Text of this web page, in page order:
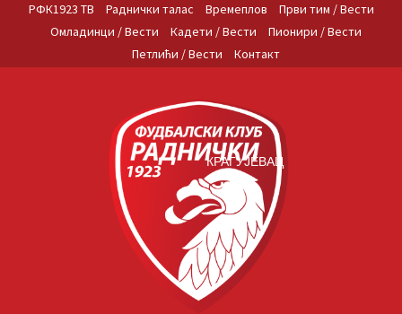
РФК1923 ТВ Раднички талас Времеплов
Први тим / Вести
Омладинци / Вести
Кадети / Вести
Пионири / Вести
Петлићи / Вести
Контакт
КРАГУЈЕВАЦ